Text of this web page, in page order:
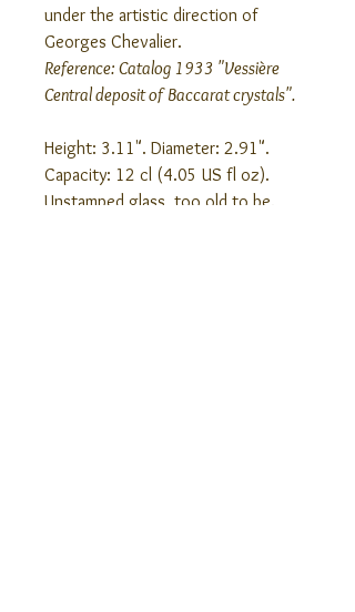
under the artistic direction of
Georges Chevalier.
Reference: Catalog 1933 "Vessière
Central deposit of Baccarat crystals".
Height: 3.11". Diameter: 2.91".
Capacity: 12 cl (4.05 US fl oz).
Unstamped glass, too old to be.